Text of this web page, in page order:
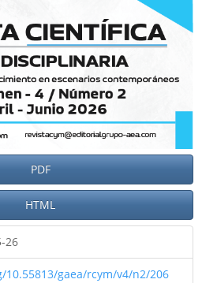
PDF
HTML
26
gaea/rcym/v4/n2/206